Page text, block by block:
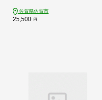
佐賀県佐賀市
25,500 円